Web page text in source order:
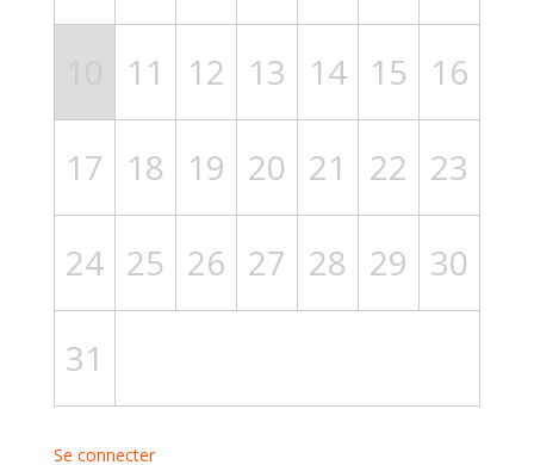
11 12 13 14 15 16
17 18 19 20 21 22 23
24 25 26 27 28 29 30
31
Se connecter